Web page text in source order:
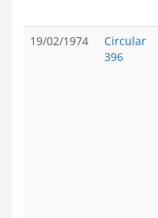
19/02/1974
Circular
396